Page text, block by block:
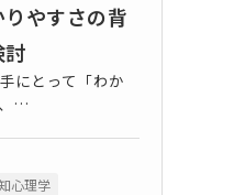
やすさの背
にとって「わか
…
心理学